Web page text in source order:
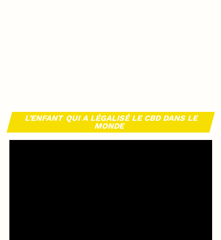
L’ENFANT QUI A LÉGALISÉ LE CBD DANS LE
MONDE